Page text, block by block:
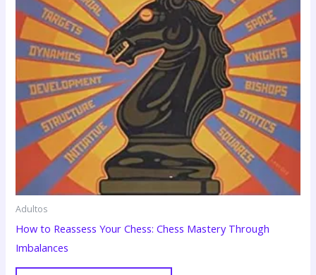
Adultos
How to Reassess Your Chess: Chess Mastery Through
Imbalances